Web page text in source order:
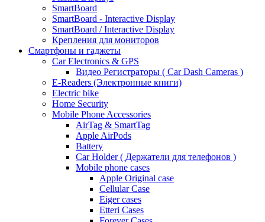
SmartBoard
SmartBoard - Interactive Display
SmartBoard / Interactive Display
Крепления для мониторов
Смартфоны и гаджеты
Car Electronics & GPS
Видео Регистраторы ( Car Dash Cameras )
E-Readers (Электронные книги)
Electric bike
Home Security
Mobile Phone Accessories
AirTag & SmartTag
Apple AirPods
Battery
Car Holder ( Держатели для телефонов )
Mobile phone cases
Apple Original case
Cellular Case
Eiger cases
Etteri Cases